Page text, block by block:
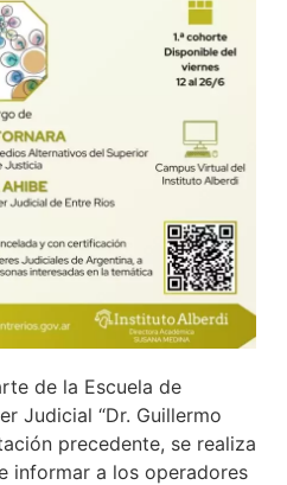
de la Escuela de
Judicial “Dr. Guillermo
precedente, se realiza
informar a los operadores